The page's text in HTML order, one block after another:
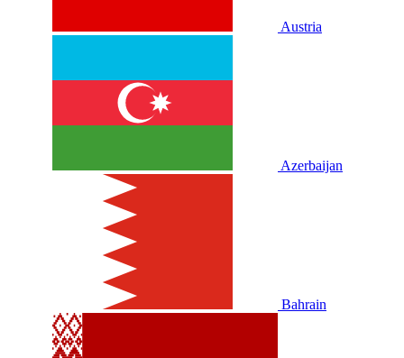
Austria
Azerbaijan
Bahrain